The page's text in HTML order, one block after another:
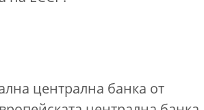
централна банка от